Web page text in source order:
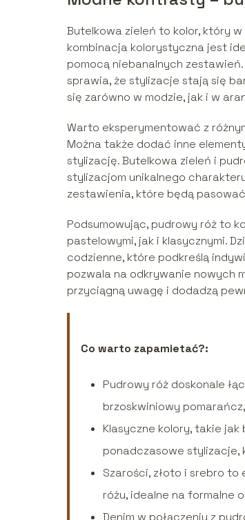
Butelkowa zieleń to kolor, który
kombinacja kolorystyczna jest
pomocą niebanalnych
sprawia, że stylizacje stają się
się zarówno w modzie, jak i w
Warto eksperymentować z
Można także dodać inne
stylizację. Butelkowa zieleń i
stylizacjom unikalnego
zestawienia, które będą
Podsumowując, pudrowy róż to
pastelowymi, jak i klasycznymi.
codzienne, które podkreślą
pozwala na odkrywanie nowych
przyciągną uwagę i dodadzą
Co warto zapamietać?:
Pudrowy róż doskonale
brzoskwiniowy
Klasyczne kolory, takie
ponadczasowe stylizacje,
Szarości, złoto i srebro
różu, idealne na formalne
Denim w połączeniu z